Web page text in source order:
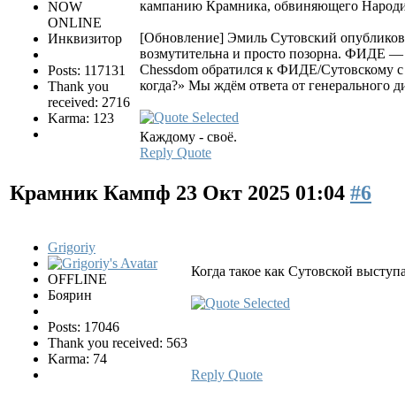
NOW
ONLINE
Инквизитор
Posts: 117131
Thank you
received: 2716
Karma: 123
кампанию Крамника, обвиняющего
[Обновление] Эмиль Сутовский
возмутительна и просто позорна. ФИДЕ
Chessdom обратился к ФИДЕ/Сутовскому
когда?» Мы ждём ответа от генерального
Каждому - своё.
Reply Quote
Крамник Кампф 23 Окт 2025 01:04 #6
Grigoriy
OFFLINE
Боярин
Posts: 17046
Thank you received: 563
Karma: 74
Когда такое как Сутовской
Reply Quote